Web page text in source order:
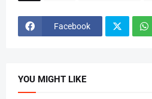
Facebook
YOU MIGHT LIKE